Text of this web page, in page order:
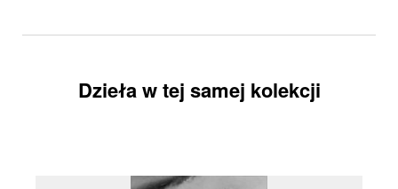
Dzieła w tej samej kolekcji